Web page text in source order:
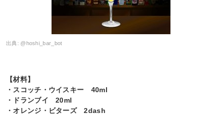
出典: @hoshi_bar_bot
【材料】
・スコッチ・ウイスキー 40ml
・ドランブイ 20ml
・オレンジ・ビターズ 2dash